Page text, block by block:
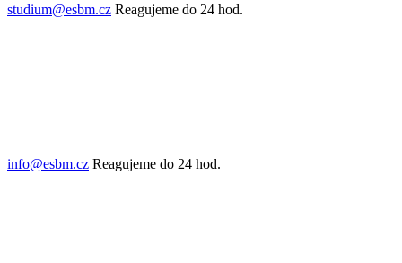
studium@esbm.cz Reagujeme do 24 hod.
info@esbm.cz Reagujeme do 24 hod.